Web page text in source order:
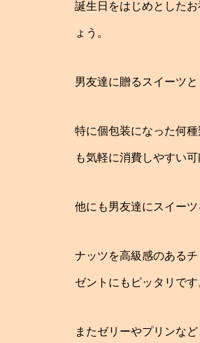
誕生日をはじめとした
ょう。
男友達に贈るスイーツ
特に個包装になった何
も気軽に消費しやすい
他にも男友達にスイー
ナッツを高級感のある
ゼントにもピッタリです
またゼリーやプリンな